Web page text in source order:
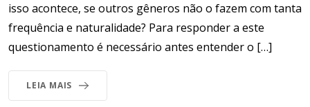
isso acontece, se outros gêneros não o fazem com tanta
frequência e naturalidade? Para responder a este
questionamento é necessário antes entender o […]
LEIA MAIS